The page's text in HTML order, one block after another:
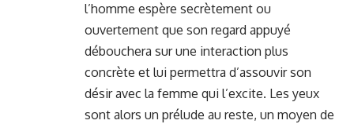
l’homme espère secrètement ou
ouvertement que son regard appuyé
débouchera sur une interaction plus
concrète et lui permettra d’assouvir son
désir avec la femme qui l’excite. Les yeux
sont alors un prélude au reste, un moyen de